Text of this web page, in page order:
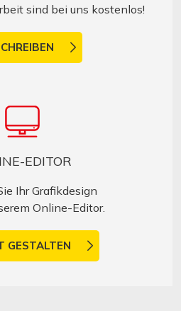
sind bei uns kostenlos!
EDITOR
Ihr Grafikdesign
Online-Editor.
GESTALTEN